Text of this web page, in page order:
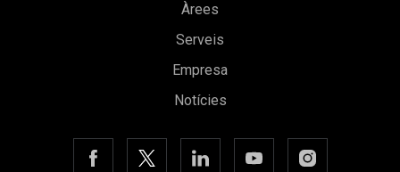
Àrees
Serveis
Empresa
Notícies
Guardar configuració